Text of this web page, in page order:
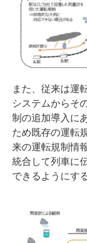
また、従来は運
システムからそ
制の追加導入に
ため既存の運転
来の運転規制情
統合して列車に
できるようにする